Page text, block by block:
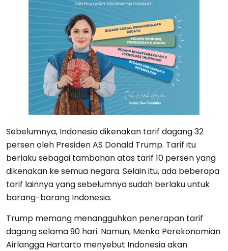
Sebelumnya, Indonesia dikenakan tarif dagang 32
persen oleh Presiden AS Donald Trump. Tarif itu
berlaku sebagai tambahan atas tarif 10 persen yang
dikenakan ke semua negara. Selain itu, ada beberapa
tarif lainnya yang sebelumnya sudah berlaku untuk
barang-barang Indonesia.
Trump memang menangguhkan penerapan tarif
dagang selama 90 hari. Namun, Menko Perekonomian
Airlangga Hartarto menyebut Indonesia akan